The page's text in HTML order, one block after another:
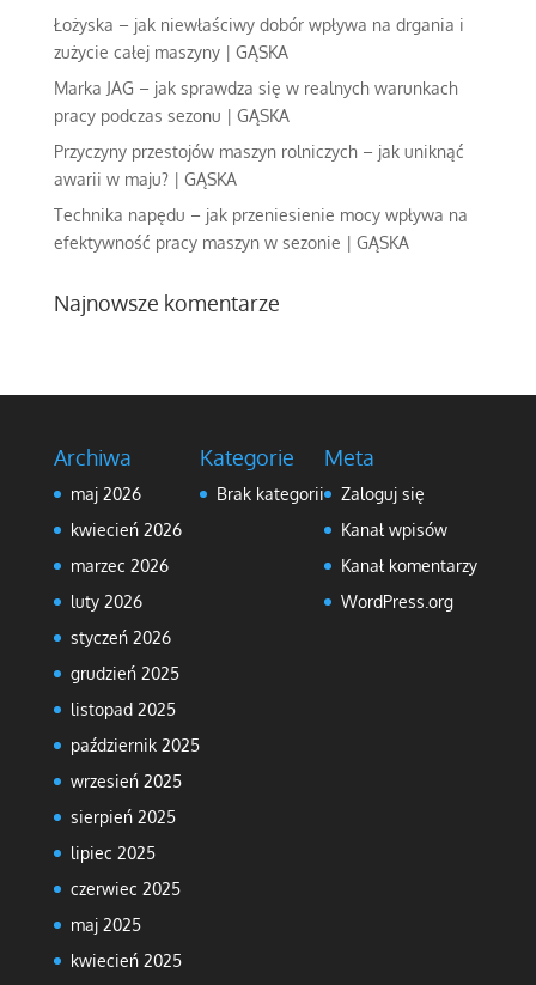
Łożyska – jak niewłaściwy dobór wpływa na drgania i
zużycie całej maszyny | GĄSKA
Marka JAG – jak sprawdza się w realnych warunkach
pracy podczas sezonu | GĄSKA
Przyczyny przestojów maszyn rolniczych – jak uniknąć
awarii w maju? | GĄSKA
Technika napędu – jak przeniesienie mocy wpływa na
efektywność pracy maszyn w sezonie | GĄSKA
Najnowsze komentarze
Archiwa
maj 2026
kwiecień 2026
marzec 2026
luty 2026
styczeń 2026
grudzień 2025
listopad 2025
październik 2025
wrzesień 2025
sierpień 2025
lipiec 2025
czerwiec 2025
maj 2025
kwiecień 2025
Kategorie
Brak kategorii
Meta
Zaloguj się
Kanał wpisów
Kanał komentarzy
WordPress.org